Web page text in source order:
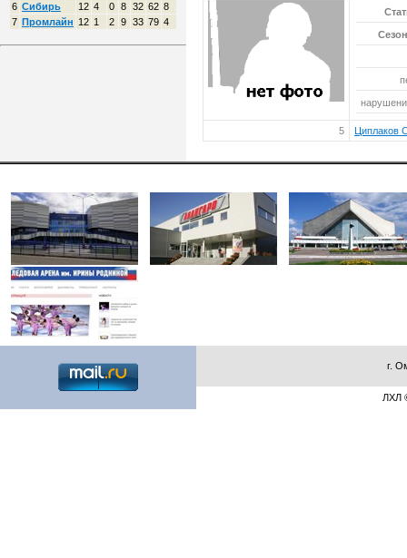
6 Сибирь 12 4 0 8 32 62 8
7 Промлайн 12 1 2 9 33 79 4
5 Циплаков
г.
ЛХЛ